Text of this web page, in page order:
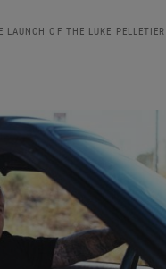
LAUNCH OF THE LUKE PELLETIER